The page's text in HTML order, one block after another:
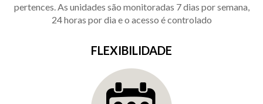
pertences. As unidades são monitoradas 7 dias por semana,
24 horas por dia e o acesso é controlado
FLEXIBILIDADE